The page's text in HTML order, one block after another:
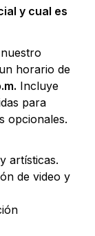
y cual es
horario de
Incluye
para
opcionales.
artísticas.
de video y